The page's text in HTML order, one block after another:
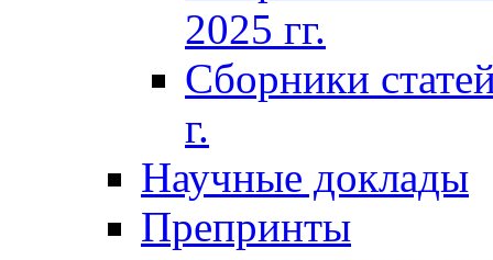
2025 гг.
Сборники
г.
Научные доклады
Препринты